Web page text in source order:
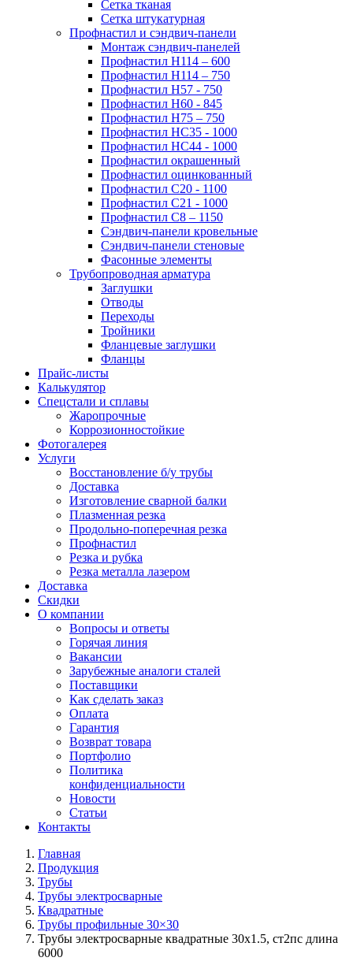
Сетка тканая
Сетка штукатурная
Профнастил и сэндвич-панели
Монтаж сэндвич-панелей
Профнастил Н114 – 600
Профнастил Н114 – 750
Профнастил Н57 - 750
Профнастил Н60 - 845
Профнастил Н75 – 750
Профнастил НС35 - 1000
Профнастил НС44 - 1000
Профнастил окрашенный
Профнастил оцинкованный
Профнастил С20 - 1100
Профнастил С21 - 1000
Профнастил С8 – 1150
Сэндвич-панели кровельные
Сэндвич-панели стеновые
Фасонные элементы
Трубопроводная арматура
Заглушки
Отводы
Переходы
Тройники
Фланцевые заглушки
Фланцы
Прайс-листы
Калькулятор
Спецстали и сплавы
Жаропрочные
Коррозионностойкие
Фотогалерея
Услуги
Восстановление б/у трубы
Доставка
Изготовление сварной балки
Плазменная резка
Продольно-поперечная резка
Профнастил
Резка и рубка
Резка металла лазером
Доставка
Скидки
О компании
Вопросы и ответы
Горячая линия
Вакансии
Зарубежные аналоги сталей
Поставщики
Как сделать заказ
Оплата
Гарантия
Возврат товара
Портфолио
Политика
конфиденциальности
Новости
Статьи
Контакты
Главная
Продукция
Трубы
Трубы электросварные
Квадратные
Трубы профильные 30×30
Трубы электросварные квадратные 30x1.5, ст2пс длина
6000